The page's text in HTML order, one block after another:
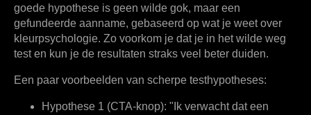
goede hypothese is geen wilde gok, maar een
gefundeerde aanname, gebaseerd op wat je weet over
kleurpsychologie. Zo voorkom je dat je in het wilde weg
test en kun je de resultaten straks veel beter duiden.
Een paar voorbeelden van scherpe testhypotheses:
Hypothese 1 (CTA-knop): "Ik verwacht dat een